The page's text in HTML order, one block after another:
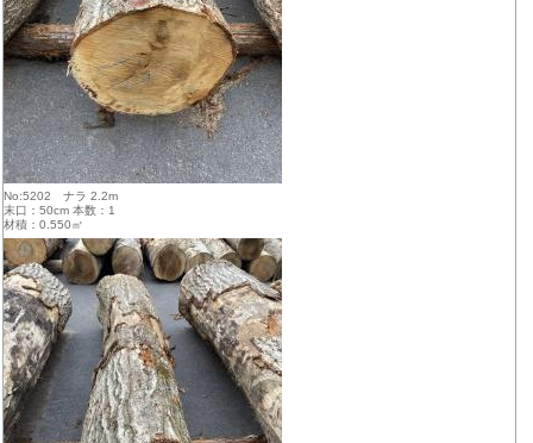
No:5202 ナラ 2.2m
末口：50cm 本数：1
材積：0.550㎥